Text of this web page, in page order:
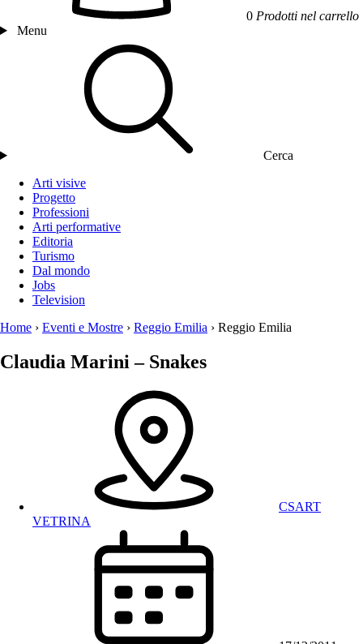
0 Prodotti nel carrello
Menu
Cerca
Arti visive
Progetto
Professioni
Arti performative
Editoria
Turismo
Dal mondo
Jobs
Television
Home › Eventi e Mostre › Reggio Emilia › Reggio Emilia
Claudia Marini – Snakes
CSART
VETRINA